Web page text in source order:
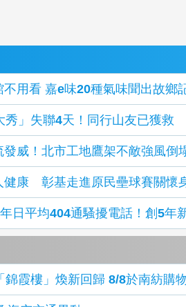
文博會嘉義縣館不用看 嘉e味20種氣味聞出故
秀」失聯4天！同行山友已獲救
發威！北市工地鷹架不敵強風
健康 彰基走進原民壘球賽關懷
日平均404通騷擾電話！創5年
錦霞樓」煥新回歸 8/8於南紡購